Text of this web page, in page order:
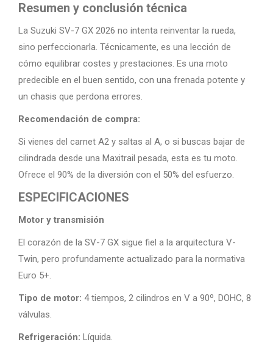
Resumen y conclusión técnica
La Suzuki SV-7 GX 2026 no intenta reinventar la rueda,
sino perfeccionarla. Técnicamente, es una lección de
cómo equilibrar costes y prestaciones. Es una moto
predecible en el buen sentido, con una frenada potente y
un chasis que perdona errores.
Recomendación de compra:
Si vienes del carnet A2 y saltas al A, o si buscas bajar de
cilindrada desde una Maxitrail pesada, esta es tu moto.
Ofrece el 90% de la diversión con el 50% del esfuerzo.
ESPECIFICACIONES
Motor y transmisión
El corazón de la SV-7 GX sigue fiel a la arquitectura V-
Twin, pero profundamente actualizado para la normativa
Euro 5+.
Tipo de motor: 4 tiempos, 2 cilindros en V a 90º, DOHC, 8
válvulas.
Refrigeración: Líquida.